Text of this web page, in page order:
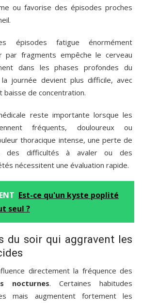
ou favorise des épisodes proches
épisodes fatigue énormément
par fragments empêche le cerveau
dans les phases profondes du
journée devient plus difficile, avec
de concentration.
reste importante lorsque les
fréquents, douloureux ou
thoracique intense, une perte de
des difficultés à avaler ou des
nécessitent une évaluation rapide.
Est-ce qu'un kyste poplité
seul ?
du soir qui aggravent les
directement la fréquence des
nocturnes. Certaines habitudes
mais augmentent fortement les